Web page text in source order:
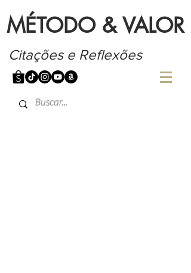
MÉTODO & VALOR
Citações e Reflexões